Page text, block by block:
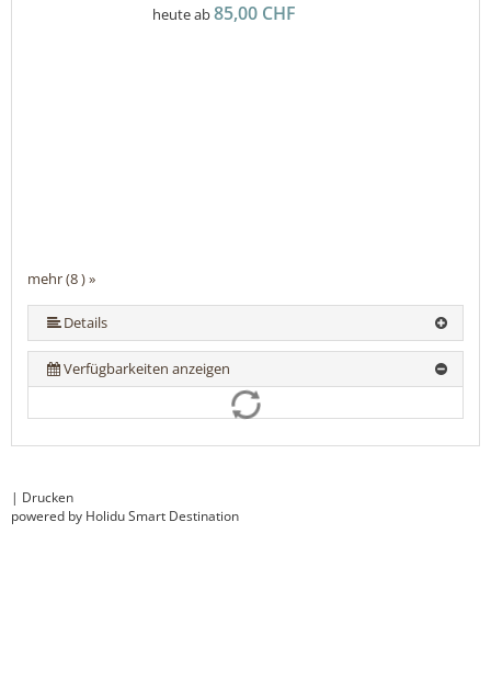
mehr (8 ) »
mehr (8 ) »
mehr (8 ) »
mehr (8 ) »
mehr (8 ) »
heute ab85,00 CHF
Details
Verfügbarkeiten anzeigen
| Drucken
powered by Holidu Smart Destination